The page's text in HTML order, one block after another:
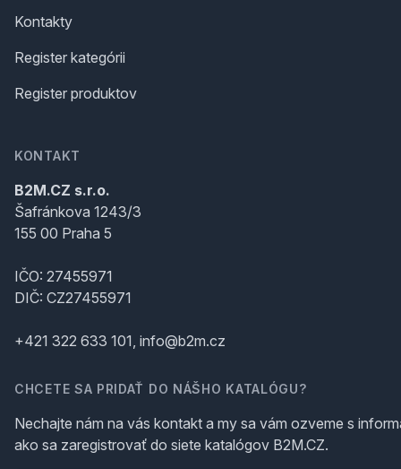
Kontakty
Register kategórii
Register produktov
KONTAKT
B2M.CZ s.r.o.
Šafránkova 1243/3
155 00 Praha 5
IČO: 27455971
DIČ: CZ27455971
+421 322 633 101, info@b2m.cz
CHCETE SA PRIDAŤ DO NÁŠHO KATALÓGU?
Nechajte nám na vás kontakt a my sa vám ozveme s
ako sa zaregistrovať do siete katalógov B2M.CZ.